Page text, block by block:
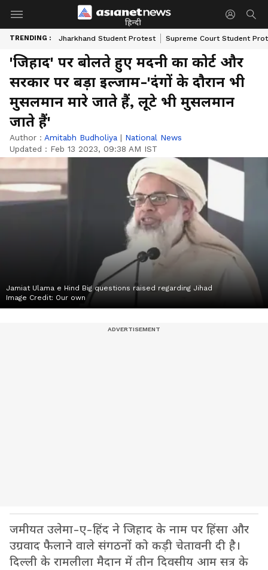
हिन्दी
TRENDING : Jharkhand Student Protest Supreme Court Student
'जिहाद' पर बोलते हुए मदनी का कोर्ट और
सरकार पर बड़ा इल्जाम-'दंगों के दौरान भी
मुसलमान मारे जाते हैं, लूटे भी मुसलमान
जाते हैं'
Author : Amitabh Budholiya | National News
Updated : Feb 13 2023, 09:38 AM IST
Jamiat Ulama e Hind Big questions raised regarding Jihad
Image Credit: Our own
जमीयत उलेमा-ए-हिंद ने जिहाद के नाम पर हिंसा और
उग्रवाद फैलाने वाले संगठनों को कड़ी चेतावनी दी है।
दिल्ली के रामलीला मैदान में तीन दिवसीय आम सत्र के